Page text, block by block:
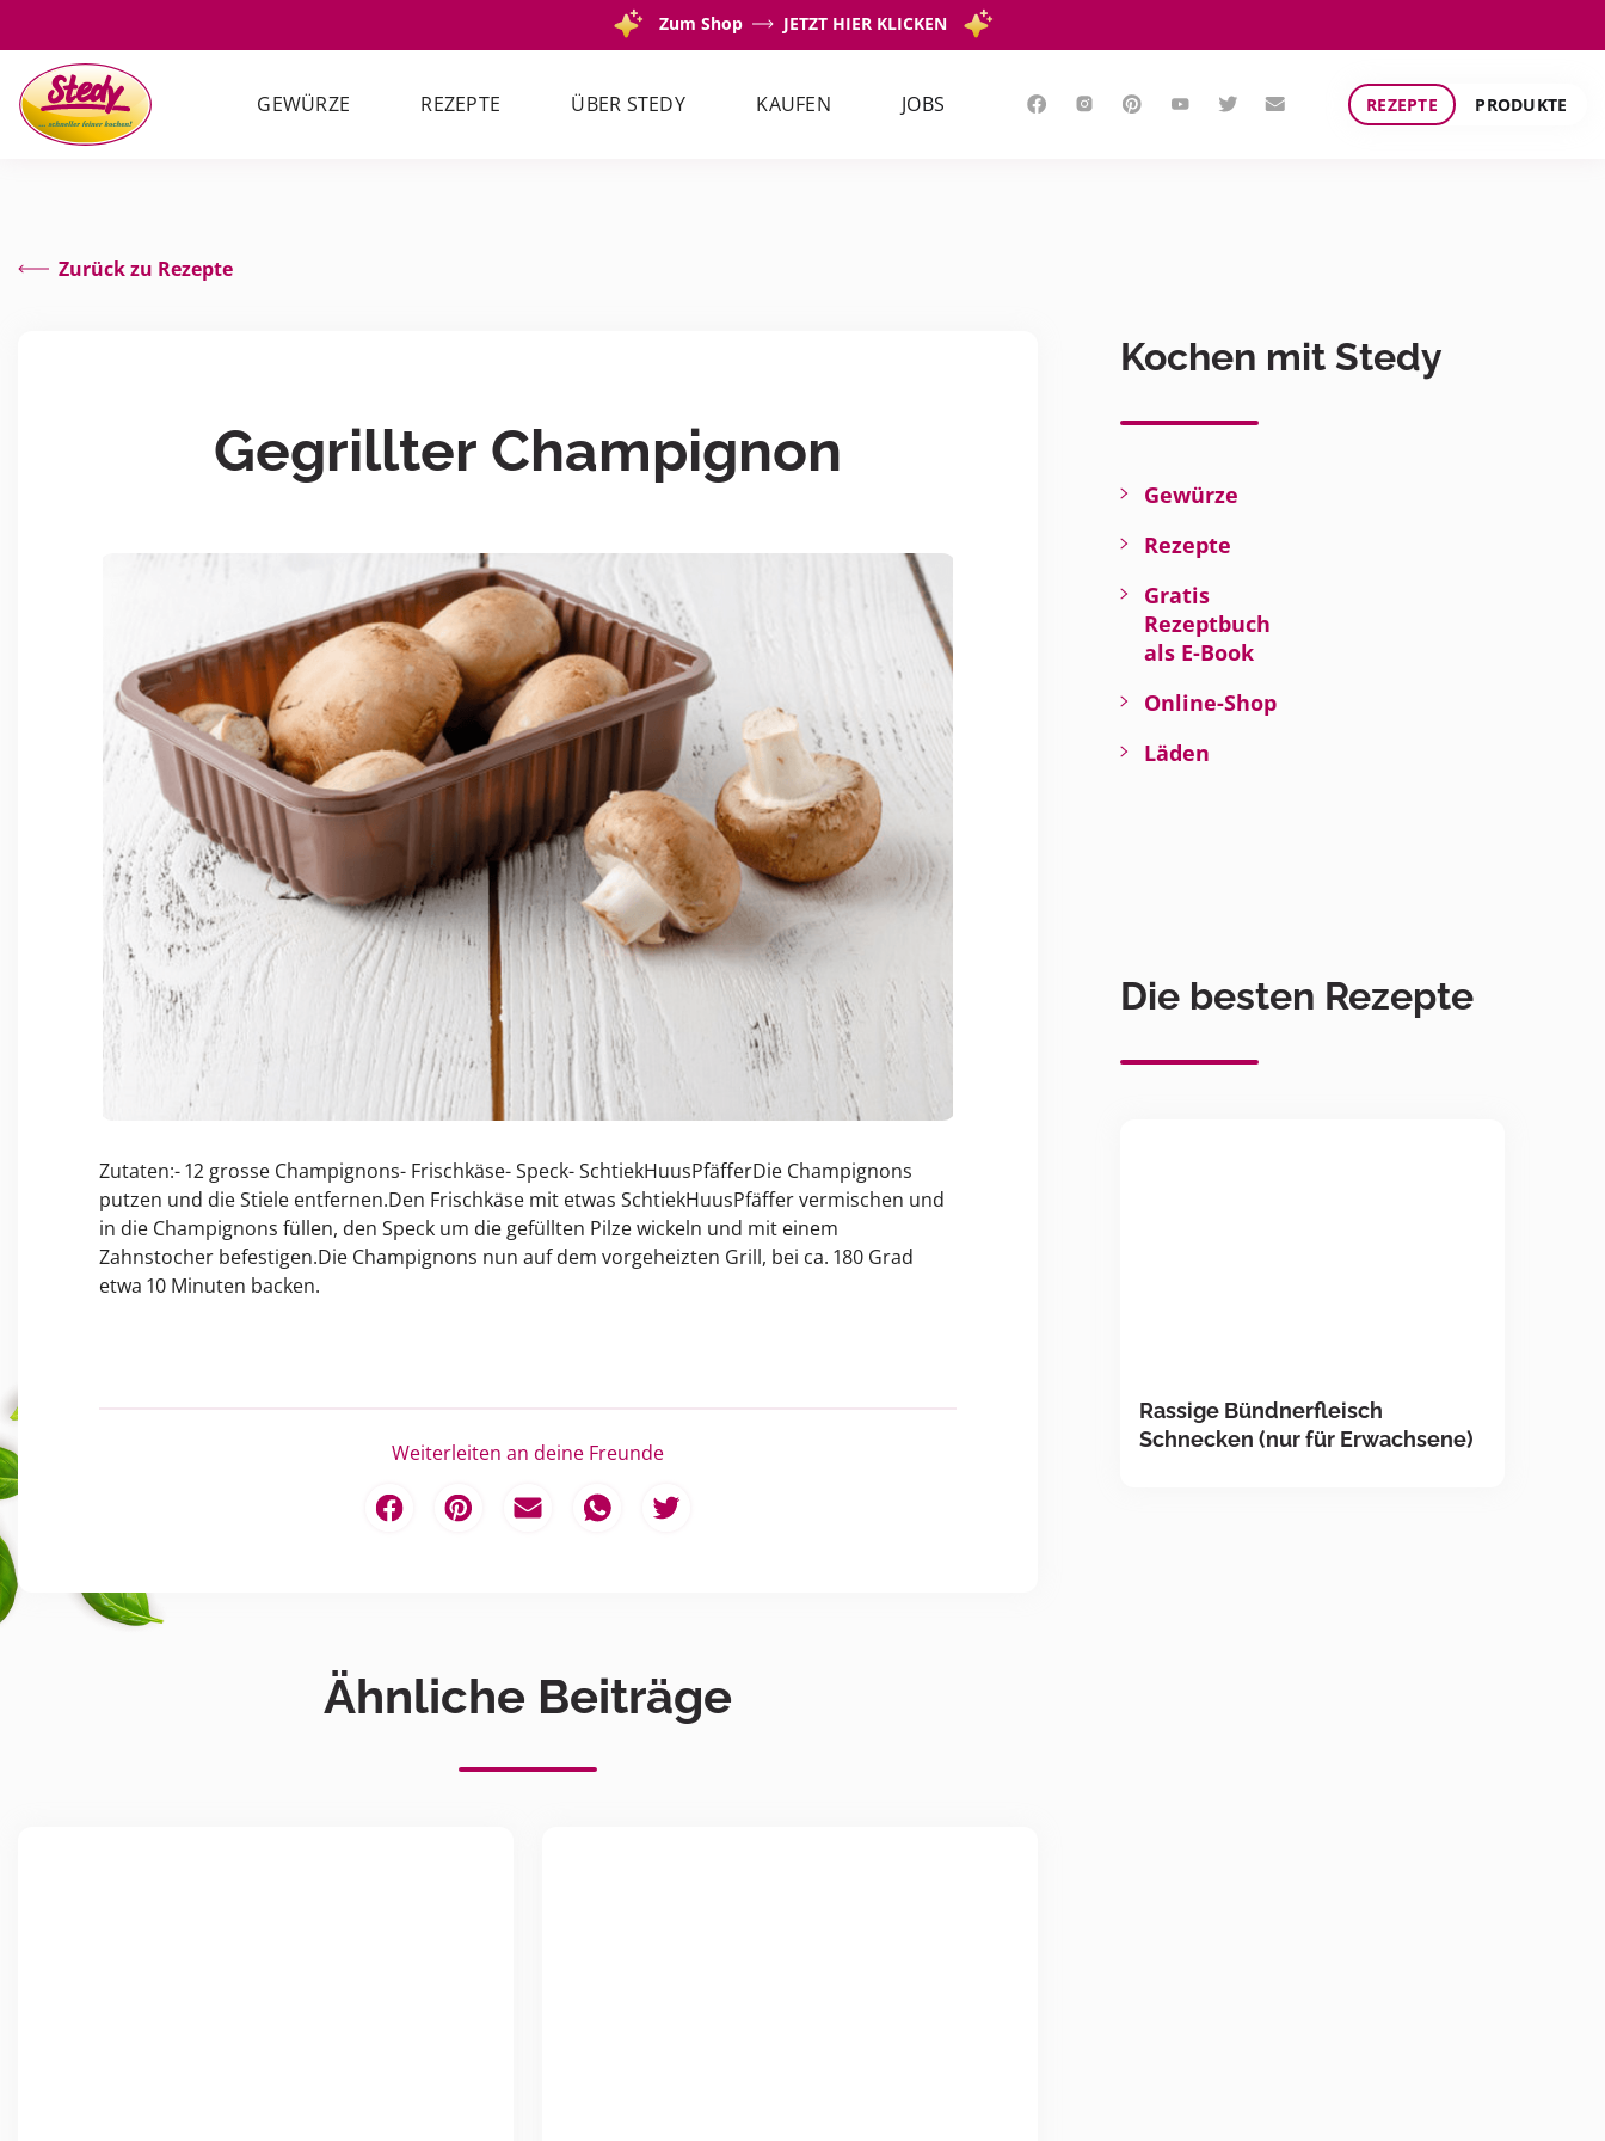
Zum Shop JETZT HIER KLICKEN
GEWÜRZE REZEPTE ÜBER STEDY KAUFEN JOBS REZEPTE PRODUKTE
Zurück zu Rezepte
Gegrillter Champignon
Zutaten:- 12 grosse Champignons- Frischkäse- Speck- SchtiekHuusPfäfferDie Champignons
putzen und die Stiele entfernen.Den Frischkäse mit etwas SchtiekHuusPfäffer vermischen und
in die Champignons füllen, den Speck um die gefüllten Pilze wickeln und mit einem
Zahnstocher befestigen.Die Champignons nun auf dem vorgeheizten Grill, bei ca. 180 Grad
etwa 10 Minuten backen.
Weiterleiten an deine Freunde
Ähnliche Beiträge
Kochen mit Stedy
Gewürze
Rezepte
Gratis
Rezeptbuch
als E-Book
Online-Shop
Läden
Die besten Rezepte
Rassige Bündnerfleisch
Schnecken (nur für Erwachsene)